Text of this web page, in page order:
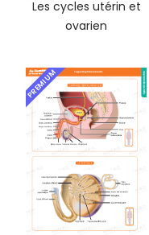
Les cycles utérin et
ovarien
PREMIUM